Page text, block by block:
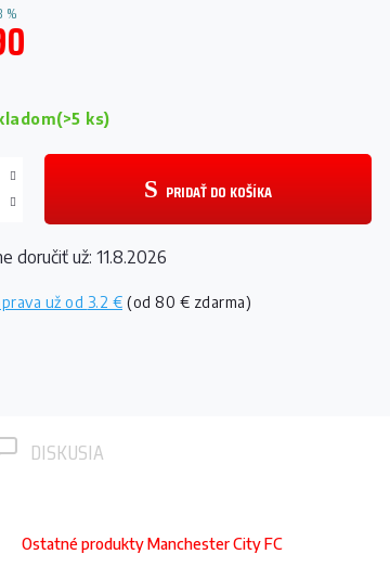
%
(>5 ks)
už od 3.2 € (od 80 € zdarma)
PRIDAŤ DO KOŠÍKA
doručiť už: 11.8.2026
DISKUSIA
Ostatné produkty Manchester City FC